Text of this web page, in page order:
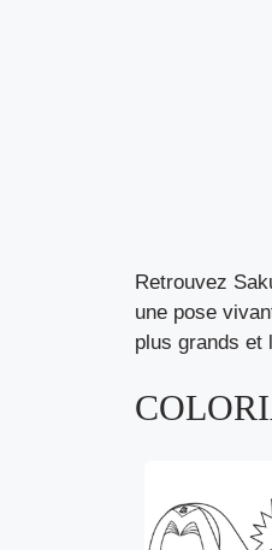
Retrouvez
une pose
plus grands et